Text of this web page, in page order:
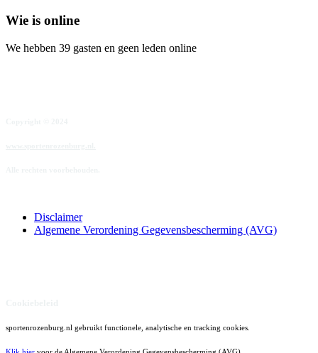
Wie is online
We hebben 39 gasten en geen leden online
Disclaimer
Algemene Verordening Gegevensbescherming (AVG)
sportenrozenburg.nl gebruikt functionele, analytische en tracking cookies.